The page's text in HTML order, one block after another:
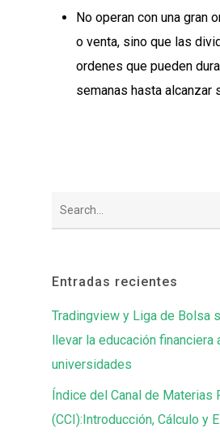
No operan con una gran
o venta, sino que las
ordenes que pueden
semanas hasta alcanzar
Entradas recientes
Tradingview y Liga de Bolsa
llevar la educación financiera
universidades
Índice del Canal de Materias
(CCI):Introducción, Cálculo y